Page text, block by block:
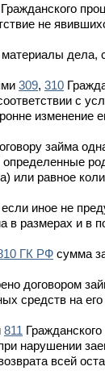
Гражданского
не
дела,
309, 310
с
изменение
займа
или равное
если иное не
в размерах и в
ГК РФ сумма
договором
средств на его
811
нарушении
всей